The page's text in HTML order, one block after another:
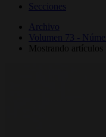
Secciones
Archivo
Volumen 73 -
Mostrando artículos